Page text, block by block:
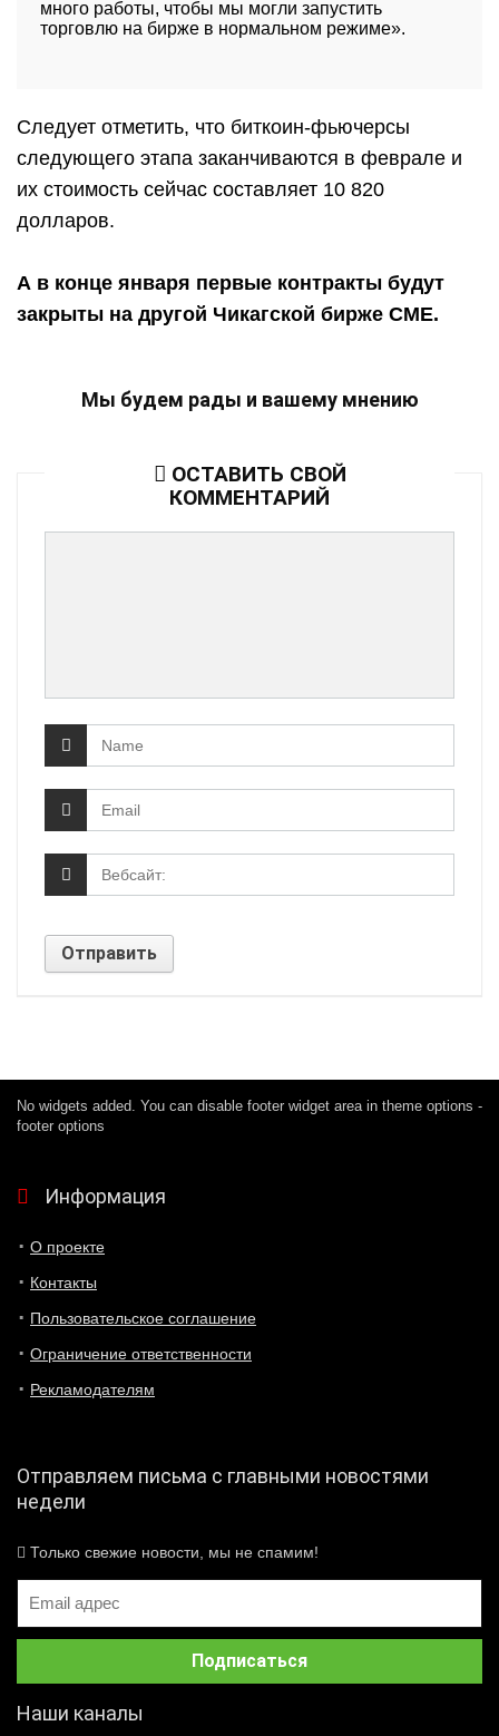
много работы, чтобы мы могли запустить
торговлю на бирже в нормальном режиме».
Следует отметить, что биткоин-фьючерсы
следующего этапа заканчиваются в феврале и
их стоимость сейчас составляет 10 820
долларов.
А в конце января первые контракты будут
закрыты на другой Чикагской бирже CME.
Мы будем рады и вашему мнению
ОСТАВИТЬ СВОЙ
КОММЕНТАРИЙ
No widgets added. You can disable footer widget area in theme options -
footer options
Информация
О проекте
Контакты
Пользовательское соглашение
Ограничение ответственности
Рекламодателям
Отправляем письма с главными новостями
недели
Только свежие новости, мы не спамим!
Наши каналы